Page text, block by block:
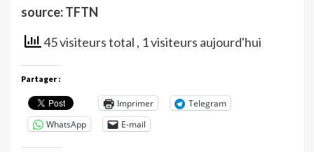
source: TFTN
45 visiteurs total , 1 visiteurs aujourd'hui
Partager :
Imprimer
Telegram
WhatsApp
E-mail